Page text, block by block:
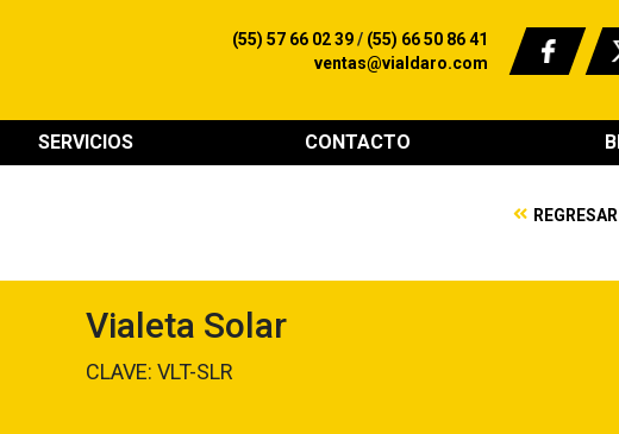
(55) 57 66 02 39/ (55) 66 50 86 41
ventas@vialdaro.com
SERVICIOS CONTACTO
Vialeta Solar
CLAVE: VLT-SLR